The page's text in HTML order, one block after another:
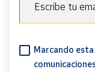
Escribe tu
Marcando